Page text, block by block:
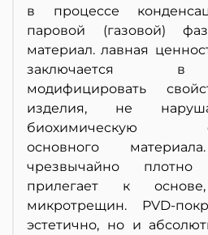
в процессе
паровой (газовой)
материал. лавная
заключается в
модифицировать
изделия, не
биохимическую
основного
чрезвычайно
прилегает к
микротрещин. PVD-
эстетично, но и